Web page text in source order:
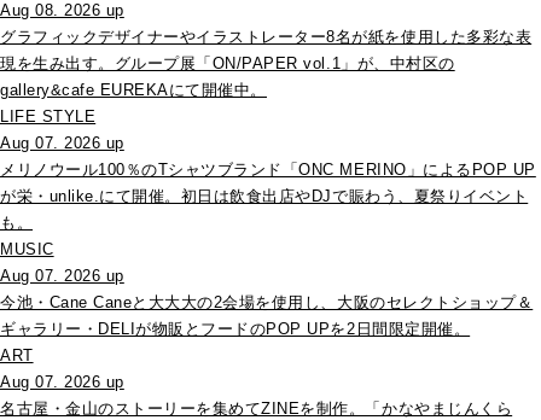
Aug 08. 2026 up
グラフィックデザイナーやイラストレーター8名が紙を使用した多彩な表
現を生み出す。グループ展「ON/PAPER vol.1」が、中村区の
gallery&cafe EUREKAにて開催中。
LIFE STYLE
Aug 07. 2026 up
メリノウール100％のTシャツブランド「ONC MERINO」によるPOP UP
が栄・unlike.にて開催。初日は飲食出店やDJで賑わう、夏祭りイベント
も。
MUSIC
Aug 07. 2026 up
今池・Cane Caneと大大大の2会場を使用し、大阪のセレクトショップ＆
ギャラリー・DELIが物販とフードのPOP UPを2日間限定開催。
ART
Aug 07. 2026 up
名古屋・金山のストーリーを集めてZINEを制作。「かなやまじんくら